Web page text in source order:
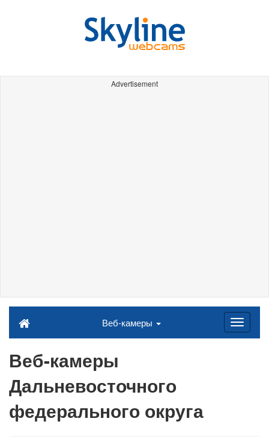
Advertisement
Веб-камеры
Веб-камеры
Дальневосточного
федерального округа